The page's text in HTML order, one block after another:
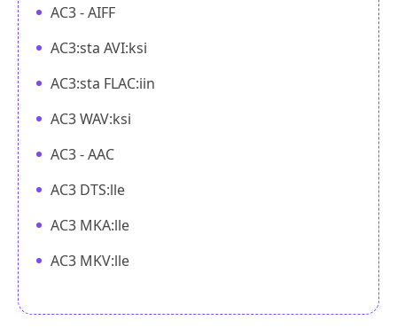
AC3 - AIFF
AC3:sta AVI:ksi
AC3:sta FLAC:iin
AC3 WAV:ksi
AC3 - AAC
AC3 DTS:lle
AC3 MKA:lle
AC3 MKV:lle